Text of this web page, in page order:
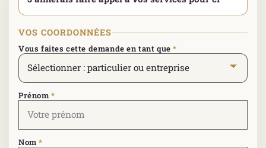
VOS COORDONNÉES
Vous faites cette demande en tant que*
Prénom*
Nom*